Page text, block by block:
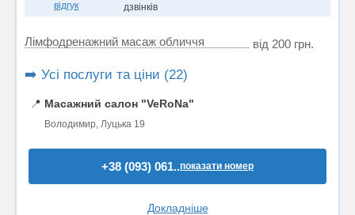
відгук
дзвінків
Лімфодренажний масаж обличчя від 200 грн.
➡️ Усі послуги та ціни (22)
📍 Масажний салон "VeRoNa"
Володимир, Луцька 19
+38 (093) 061..показати номер
Докладніше